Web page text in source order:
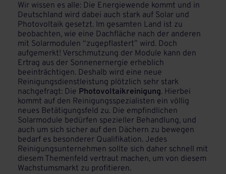
Wir wissen es alle: Die Energiewende kommt und in
Deutschland wird dabei auch stark auf Solar und
Photovoltaik gesetzt. Im gesamten Land ist zu
beobachten, wie eine Dachfläche nach der anderen
mit Solarmodulen “zugepflastert” wird. Doch
aufgemerkt! Verschmutzung der Module kann den
Ertrag aus der Sonnenernergie erheblich
beeinträchtigen. Deshalb wird eine neue
Reinigungsdienstleistung plötzlich sehr stark
nachgefragt: Die Photovoltaikreinigung. Hierbei
kommt auf den Reinigungsspezialisten ein völlig
neues Betätigungsfeld zu. Die empfindlichen
Solarmodule bedürfen spezieller Behandlung, und
auch um sich sicher auf den Dächern zu bewegen
bedarf es besonderer Qualifikation. Jedes
Reinigungsunternehmen sollte sich daher schnell mit
diesem Themenfeld vertraut machen, um von diesem
Wachstumsmarkt zu profitieren.